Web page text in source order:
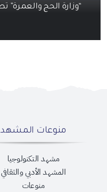
“وزارة الحج والعمرة”
منوعات المشهد
مشهد التكنولوجيا
المشهد الأدبي والثقافي
منوعات